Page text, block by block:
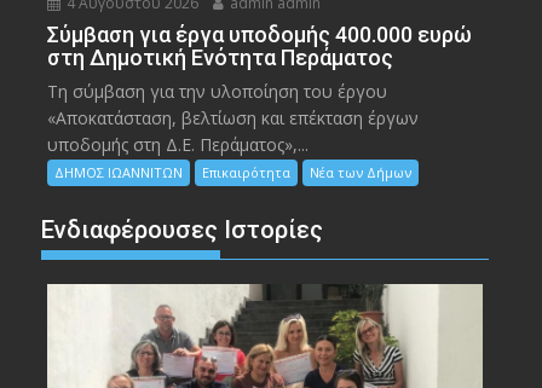
Σύμβαση για έργα υποδομής 400.000 ευρώ
στη Δημοτική Ενότητα Περάματος
Τη σύμβαση για την υλοποίηση του έργου
«Αποκατάσταση, βελτίωση και επέκταση έργων
υποδομής στη Δ.Ε. Περάματος»,...
ΔΗΜΟΣ ΙΩΑΝΝΙΤΩΝ Επικαιρότητα Νέα των Δήμων
Ενδιαφέρουσες Ιστορίες